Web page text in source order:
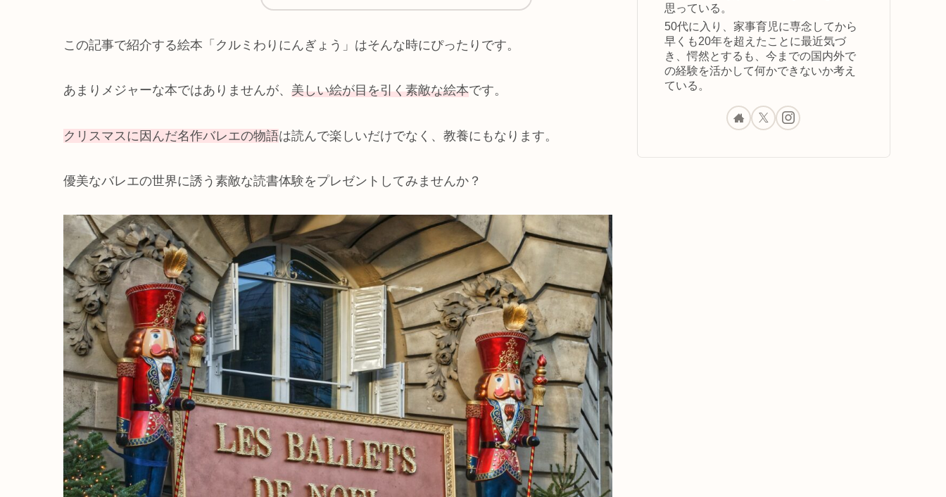
この記事で紹介する絵本「クルミわりにんぎょう」はそんな時にぴったりです。
あまりメジャーな本ではありませんが、 美しい絵が目を引く素敵な絵本です。
クリスマスに因んだ名作バレエの物語は読んで楽しいだけでなく、教養にもなります。
優美なバレエの世界に誘う素敵な読書体験をプレゼントしてみませんか？
思っている。
50代に入り、家事育児に専念してから
早くも20年を超えたことに最近気づ
き、愕然とするも、今までの国内外で
の経験を活かして何かできないか考え
ている。